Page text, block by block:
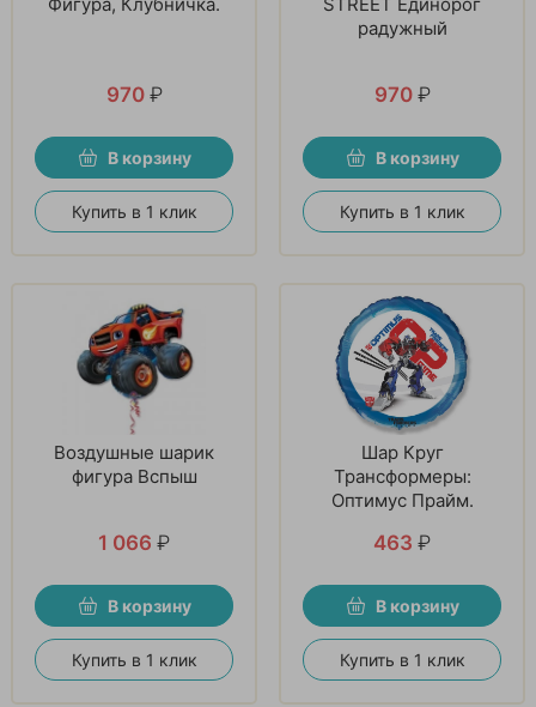
970 ₽
В корзину
Купить в 1 клик
радужный
970 ₽
В корзину
Купить в 1 клик
Воздушные шарик
фигура Вспыш
1 066 ₽
В корзину
Купить в 1 клик
Шар Круг
Трансформеры:
Оптимус Прайм.
463 ₽
В корзину
Купить в 1 клик